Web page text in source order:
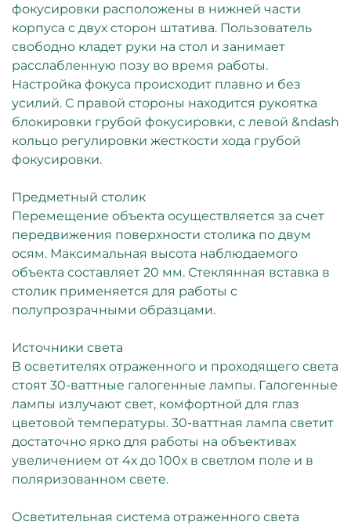
фокусировки расположены в нижней части
корпуса с двух сторон штатива. Пользователь
свободно кладет руки на стол и занимает
расслабленную позу во время работы.
Настройка фокуса происходит плавно и без
усилий. С правой стороны находится рукоятка
блокировки грубой фокусировки, с левой &ndash
кольцо регулировки жесткости хода грубой
фокусировки.
Предметный столик
Перемещение объекта осуществляется за счет
передвижения поверхности столика по двум
осям. Максимальная высота наблюдаемого
объекта составляет 20 мм. Стеклянная вставка в
столик применяется для работы с
полупрозрачными образцами.
Источники света
В осветителях отраженного и проходящего света
стоят 30-ваттные галогенные лампы. Галогенные
лампы излучают свет, комфортной для глаз
цветовой температуры. 30-ваттная лампа светит
достаточно ярко для работы на объективах
увеличением от 4х до 100х в светлом поле и в
поляризованном свете.
Осветительная система отраженного света